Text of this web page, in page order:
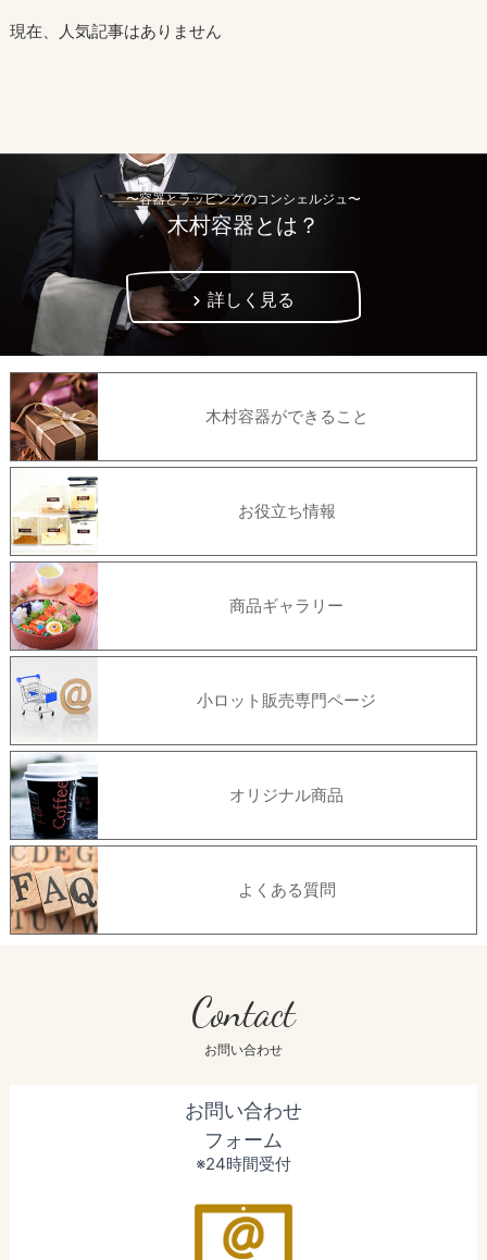
現在、人気記事はありません
〜容器とラッピングのコンシェルジュ〜
木村容器とは？
詳しく見る
木村容器ができること
お役立ち情報
商品ギャラリー
小ロット販売専門ページ
オリジナル商品
よくある質問
Contact
お問い合わせ
お問い合わせ
フォーム
※24時間受付